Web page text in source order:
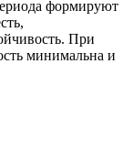
формируют
При
минимальна и